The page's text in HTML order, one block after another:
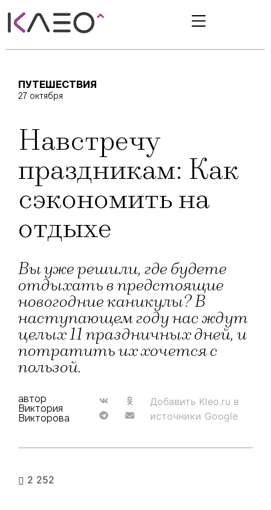
ПУТЕШЕСТВИЯ
27 октября
Навстречу
праздникам: Как
сэкономить на
отдыхе
Вы уже решили, где будете
отдыхать в предстоящие
новогодние каникулы? В
наступающем году нас ждут
целых 11 праздничных дней, и
потратить их хочется с
пользой.
автор
Виктория
Викторова
Добавить Kleo.ru в
источники Google
2 252